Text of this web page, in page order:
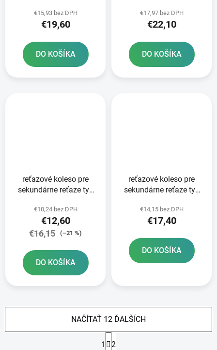
technológia 113x70x85
A-TECH aktivovaná z
€15,93 bez DPH
€19,60
DO KOŠÍKA
113x70x85 FULBAT
vrátane balenia
€17,97 bez DPH
€22,10
DO KOŠÍKA
reťazové koleso pre
sekundárne reťaze typ
€10,24 bez DPH
€12,60
€16,15 (–21 %)
DO KOŠÍKA
reťazové koleso pre
sekundárne reťaze typ
zubov
€14,15 bez DPH
€17,40
DO KOŠÍKA
NAČÍTAŤ 12 ĎALŠÍCH
S
t
1 2